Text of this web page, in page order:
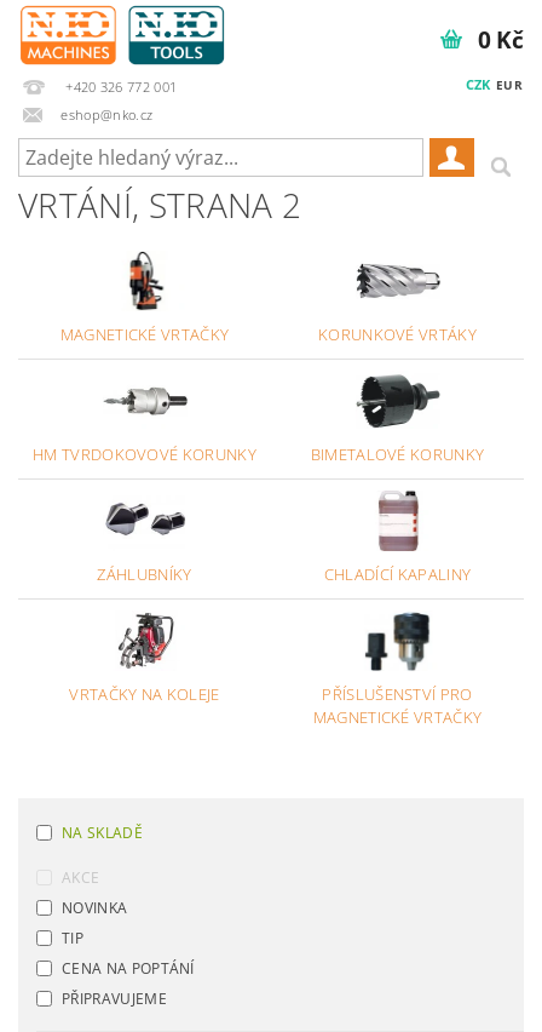
+420 326 772 001
eshop@nko.cz
CZK EUR
0 Kč
VRTÁNÍ, STRANA 2
MAGNETICKÉ VRTAČKY KORUNKOVÉ VRTÁKY
HM TVRDOKOVOVÉ KORUNKY BIMETALOVÉ KORUNKY
ZÁHLUBNÍKY CHLADÍCÍ KAPALINY
VRTAČKY NA KOLEJE
PŘÍSLUŠENSTVÍ PRO
MAGNETICKÉ VRTAČKY
NA SKLADĚ
AKCE
NOVINKA
TIP
CENA NA POPTÁNÍ
PŘIPRAVUJEME